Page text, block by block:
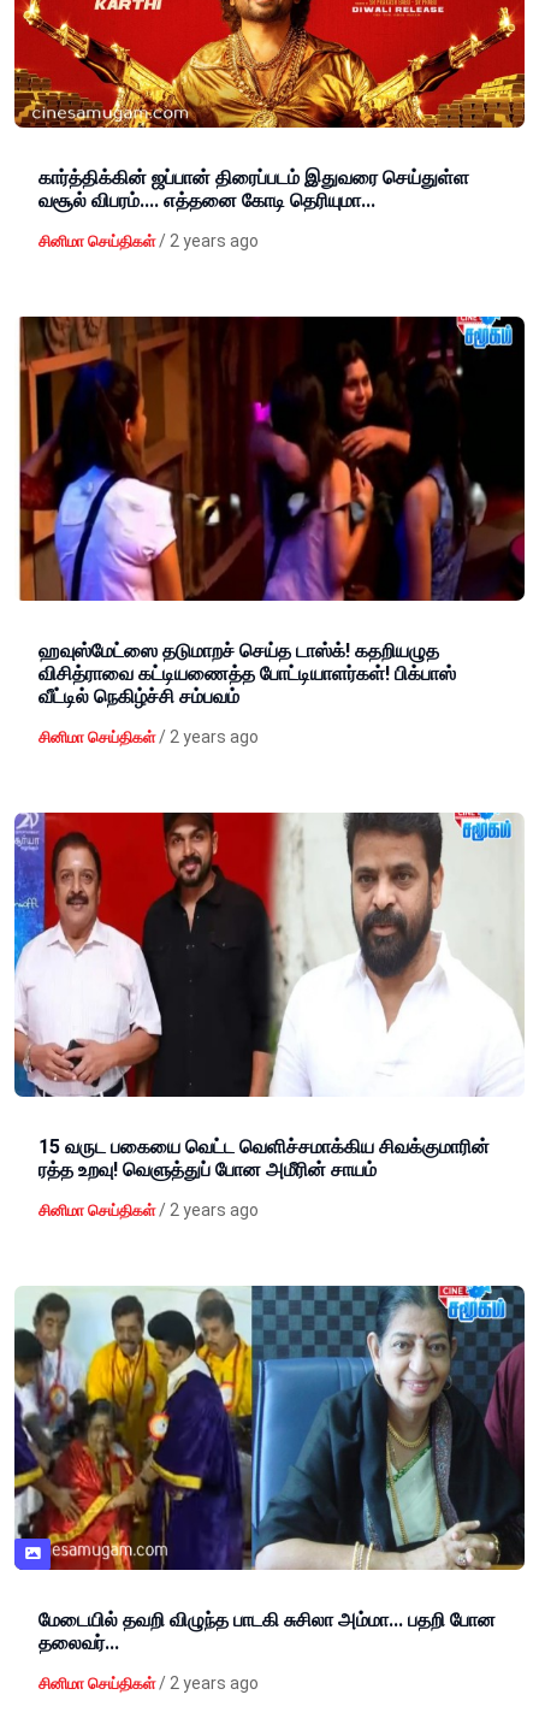
கார்த்திக்கின் ஜப்பான் திரைப்படம் இதுவரை செய்துள்ள
வசூல் விபரம்.... எத்தனை கோடி தெரியுமா...
சினிமா செய்திகள் / 2 years ago
ஹவுஸ்மேட்ஸை தடுமாறச் செய்த டாஸ்க்! கதறியழுத
விசித்ராவை கட்டியணைத்த போட்டியாளர்கள்! பிக்பாஸ்
வீட்டில் நெகிழ்ச்சி சம்பவம்
சினிமா செய்திகள் / 2 years ago
15 வருட பகையை வெட்ட வெளிச்சமாக்கிய சிவக்குமாரின்
ரத்த உறவு! வெளுத்துப் போன அமீரின் சாயம்
சினிமா செய்திகள் / 2 years ago
மேடையில் தவறி விழுந்த பாடகி சுசிலா அம்மா... பதறி போன
தலைவர்...
சினிமா செய்திகள் / 2 years ago